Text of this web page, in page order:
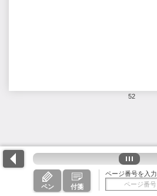
52
ペン 付箋
ページ番号を入力